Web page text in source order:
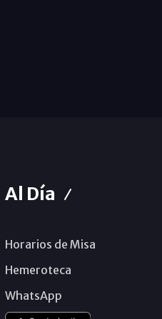
Al Día
Horarios de Misa
Hemeroteca
WhatsApp